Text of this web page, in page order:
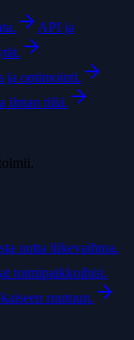
API ja
ja optimointi.
ilman tiliä.
uutta liikevaihtoa.
toimipaikkoihisi.
ruutuun.